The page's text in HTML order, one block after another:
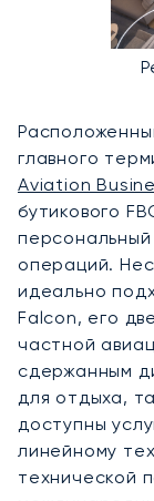
главного
Aviation
бутикового
операций.
идеально
Falcon, его
частной
сдержанным
для отдыха,
доступны
линейному
технической